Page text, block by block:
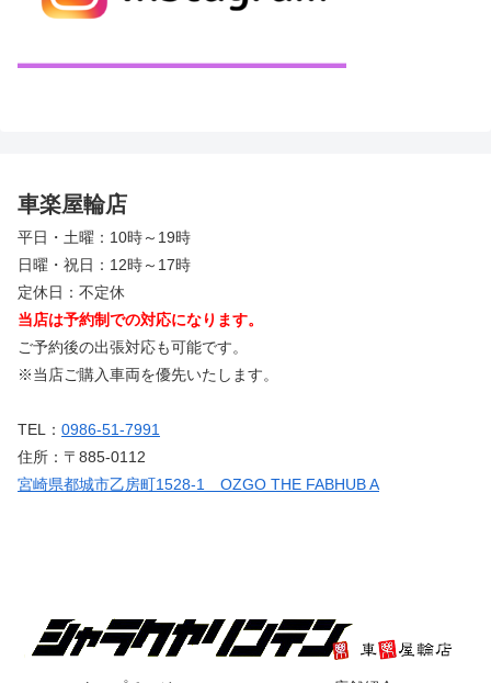
車楽屋輪店
平日・土曜：10時～19時
日曜・祝日：12時～17時
定休日：不定休
当店は予約制での対応になります。
ご予約後の出張対応も可能です。
※当店ご購入車両を優先いたします。
TEL： 0986-51-7991
住所：〒885-0112
宮崎県都城市乙房町1528-1 OZGO THE FABHUB A